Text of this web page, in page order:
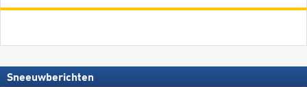
Sneeuwberichten